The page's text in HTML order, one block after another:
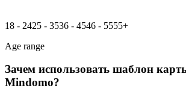
18 - 2425 - 3536 - 4546 - 5555+
Age range
Зачем использовать шаблон
Mindomo?